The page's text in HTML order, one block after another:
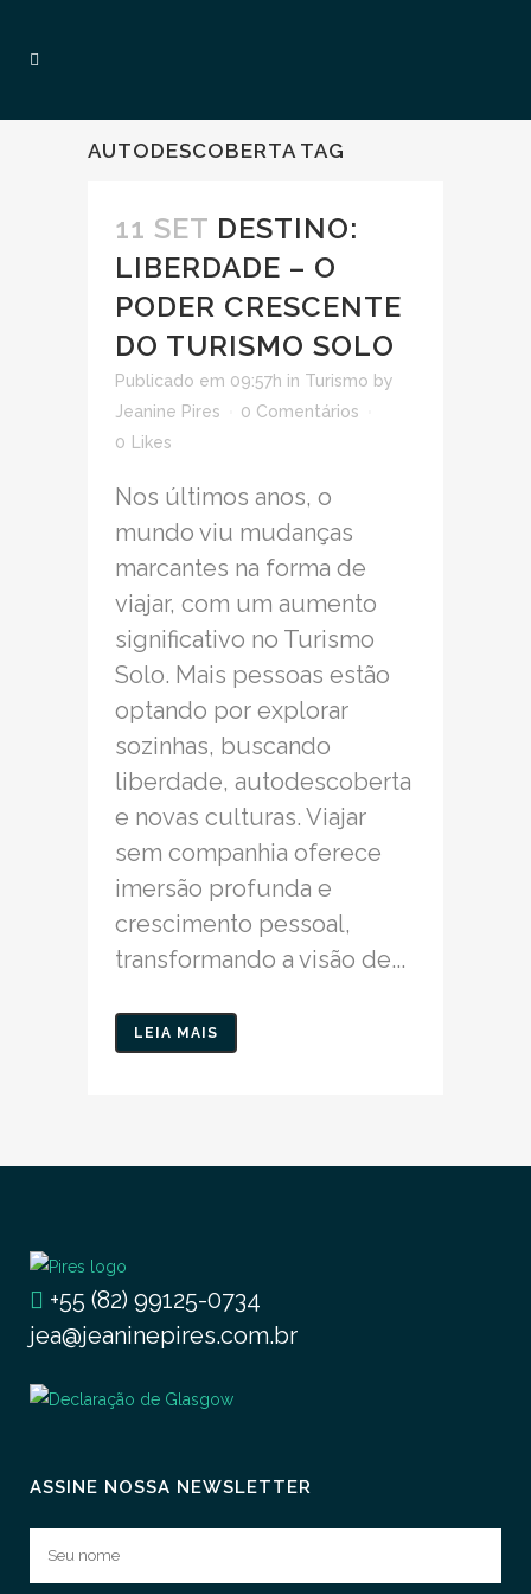
AUTODESCOBERTA TAG
11 SET DESTINO:
LIBERDADE – O
PODER CRESCENTE
DO TURISMO SOLO
Publicado em 09:57h in Turismo by
Jeanine Pires
0 Comentários
0
Likes
Nos últimos anos, o
mundo viu mudanças
marcantes na forma de
viajar, com um aumento
significativo no Turismo
Solo. Mais pessoas estão
optando por explorar
sozinhas, buscando
liberdade, autodescoberta
e novas culturas. Viajar
sem companhia oferece
imersão profunda e
crescimento pessoal,
transformando a visão de...
LEIA MAIS
+55 (82) 99125-0734
jea@jeaninepires.com.br
ASSINE NOSSA NEWSLETTER